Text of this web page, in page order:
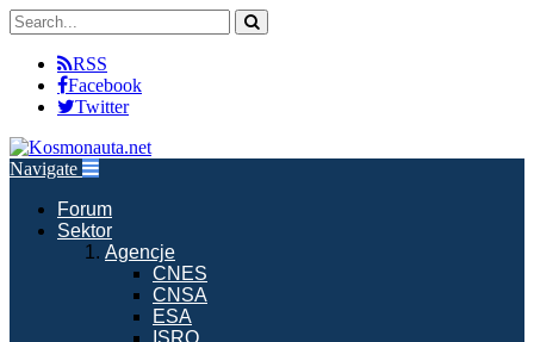
RSS
Facebook
Twitter
Navigate
Forum
Sektor
Agencje
CNES
CNSA
ESA
ISRO